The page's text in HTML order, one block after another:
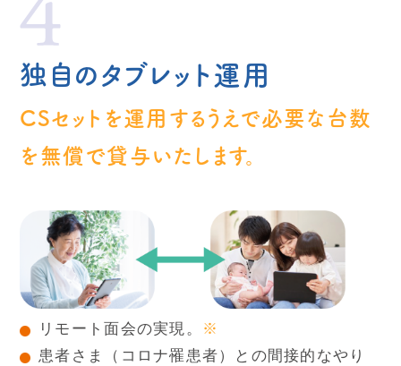
独自のタブレット運用
CSセットを運用するうえで必要な台数
を無償で貸与いたします。
リモート面会の実現。
※
患者さま（コロナ罹患者）との間接的なやり